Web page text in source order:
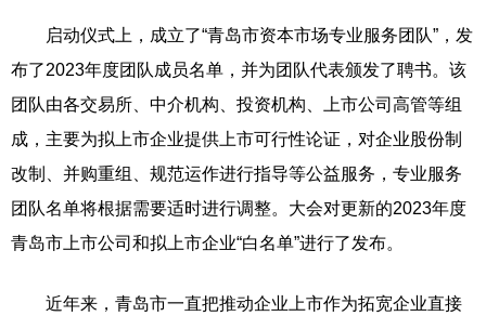
启动仪式上，成立了“青岛市资本市场专业服务团队”，发
布了2023年度团队成员名单，并为团队代表颁发了聘书。该
团队由各交易所、中介机构、投资机构、上市公司高管等组
成，主要为拟上市企业提供上市可行性论证，对企业股份制
改制、并购重组、规范运作进行指导等公益服务，专业服务
团队名单将根据需要适时进行调整。大会对更新的2023年度
青岛市上市公司和拟上市企业“白名单”进行了发布。
近年来，青岛市一直把推动企业上市作为拓宽企业直接